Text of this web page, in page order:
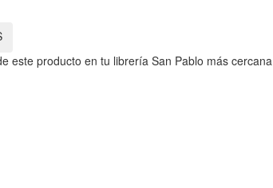
este producto en tu librería San Pablo más cercana